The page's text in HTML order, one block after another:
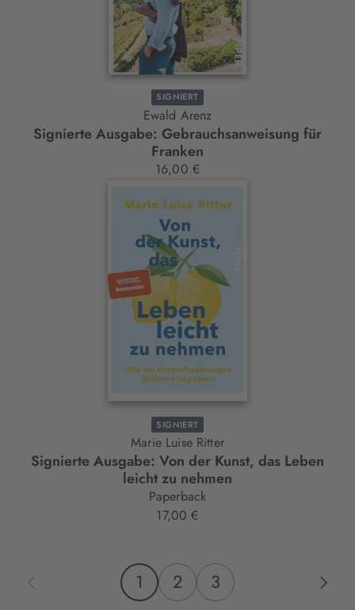
SIGNIERT
Ewald Arenz
Signierte Ausgabe: Gebrauchsanweisung für
Franken
16,00 €
SIGNIERT
Marie Luise Ritter
Signierte Ausgabe: Von der Kunst, das Leben
leicht zu nehmen
Paperback
17,00 €
1 2 3